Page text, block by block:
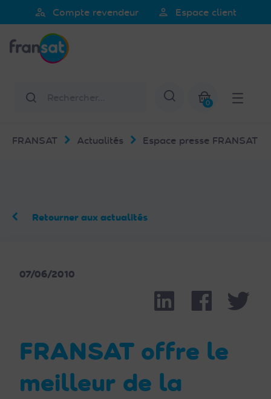
noter
Ce
comprend
d'accessibilité.
person_search Compte revendeur person Espace client
Afficher la
0
FRANSAT Actualités Espace presse FRANSAT
Retourner aux actualités
07/06/2010
Linkedin Facebook
FRANSAT offre le
meilleur de la